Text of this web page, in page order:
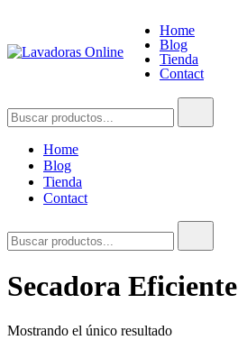
contenido
Guía de compra de lavadoras online
Home
Blog
Tienda
Contact
Home
Blog
Tienda
Contact
Secadora Eficiente
Mostrando el único resultado